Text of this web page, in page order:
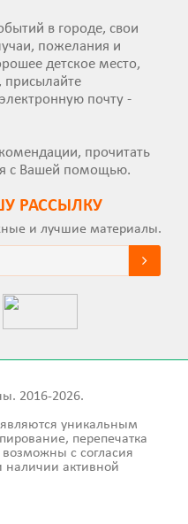
в городе, свои
пожелания и
детское место,
присылайте
почту -
прочитать
с Вашей помощью.
РАССЫЛКУ
и лучшие материалы.
2016-2026.
уникальным
перепечатка
возможны с согласия
наличии активной